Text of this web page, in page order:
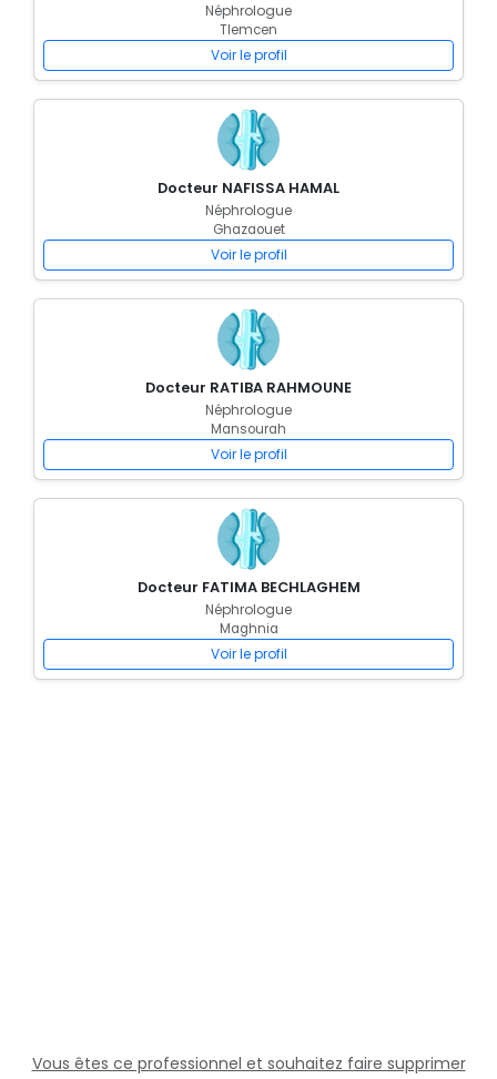
Néphrologue
Tlemcen
Voir le profil
Docteur NAFISSA HAMAL
Néphrologue
Ghazaouet
Voir le profil
Docteur RATIBA RAHMOUNE
Néphrologue
Mansourah
Voir le profil
Docteur FATIMA BECHLAGHEM
Néphrologue
Maghnia
Voir le profil
Vous êtes ce professionnel et souhaitez faire supprimer